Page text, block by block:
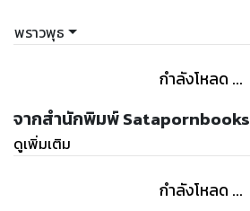
พราวพุธ
กำลังโหลด ...
จากสำนักพิมพ์ Satapornbooks
ดูเพิ่มเติม
กำลังโหลด ...